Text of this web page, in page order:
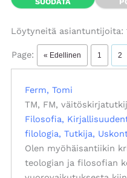
Löytyneitä asiantuntijoita:
Page: « Edellinen 1 2
Ferm, Tomi
TM, FM,
Filosofia
filologia Tutkija
Olen myöhäisantiikin
teologian ja filosofian